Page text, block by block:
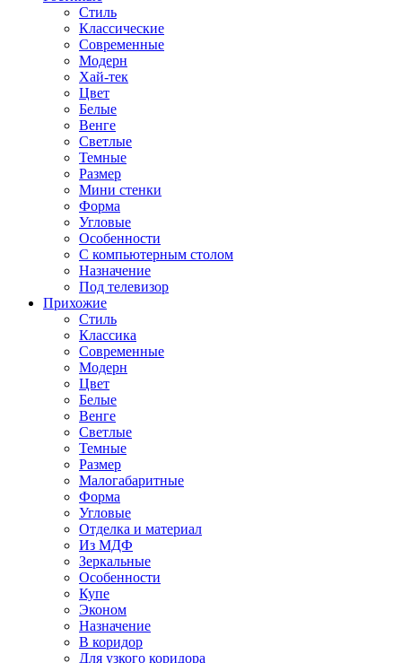
Стиль
Классические
Современные
Модерн
Хай-тек
Цвет
Белые
Венге
Светлые
Темные
Размер
Мини стенки
Форма
Угловые
Особенности
С компьютерным столом
Назначение
Под телевизор
Прихожие
Стиль
Классика
Современные
Модерн
Цвет
Белые
Венге
Светлые
Темные
Размер
Малогабаритные
Форма
Угловые
Отделка и материал
Из МДФ
Зеркальные
Особенности
Купе
Эконом
Назначение
В коридор
Для узкого коридора